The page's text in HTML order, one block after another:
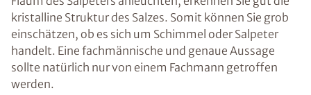
kristalline Struktur des Salzes. Somit können Sie grob
einschätzen, ob es sich um Schimmel oder Salpeter
handelt. Eine fachmännische und genaue Aussage
sollte natürlich nur von einem Fachmann getroffen
werden.